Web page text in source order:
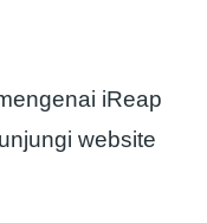
iReap
website